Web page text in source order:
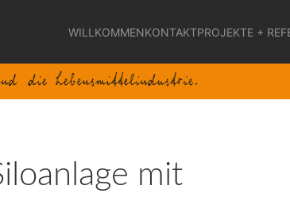
WILLKOMMENKONTAKTPROJEKTE +
mit